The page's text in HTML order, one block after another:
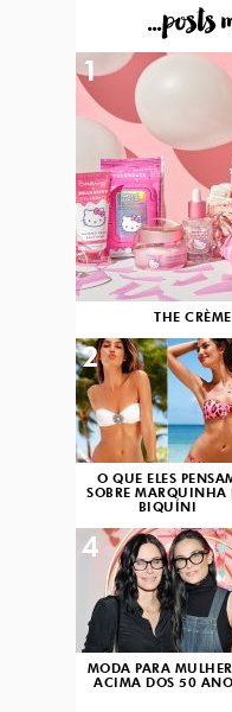
...posts
THE
1
O QUE ELES
SOBRE MARQUINHA
BIQUÍNI
2
MODA PARA
ACIMA DOS 50
4